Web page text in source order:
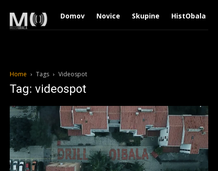
Domov Novice Skupine HistObala
Home Tags Videospot
Tag: videospot